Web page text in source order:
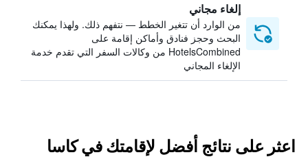
إلغاء مجاني
من الوارد أن تتغير الخطط — نتفهم ذلك. ولهذا يمكنك
البحث وحجز فنادق وأماكن إقامة على
HotelsCombined من وكالات السفر التي تقدم خدمة
الإلغاء المجاني
اعثر على نتائج أفضل لإقامتك في كاسا